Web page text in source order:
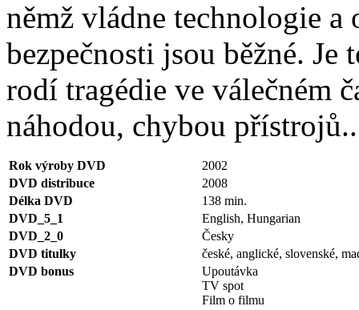
němž vládne technologie a
bezpečnosti jsou běžné. Je
rodí tragédie ve válečném
náhodou, chybou
Rok výroby DVD
2002
DVD distribuce
2008
Délka DVD
138 min.
DVD_5_1
English, Hungarian
DVD_2_0
Česky
DVD titulky
české, anglické, slovenské,
DVD bonus
Upoutávka
TV spot
Film o filmu